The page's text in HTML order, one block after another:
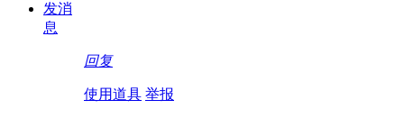
发消
息
回复
使用道具 举报